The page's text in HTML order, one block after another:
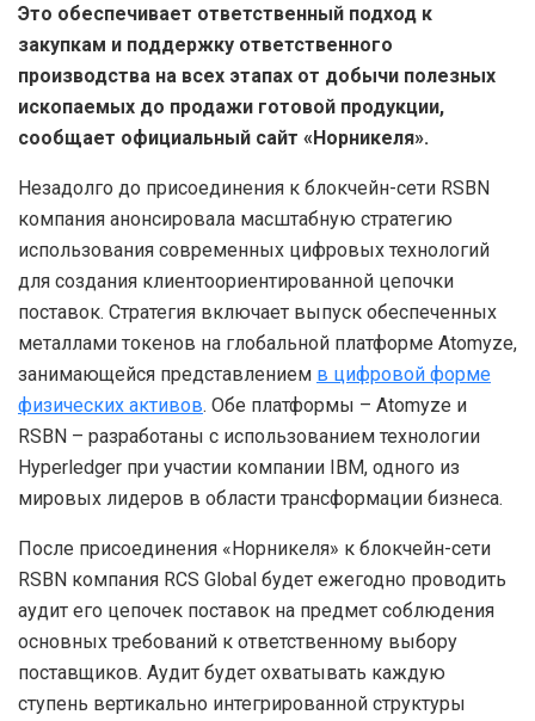
Это обеспечивает ответственный подход к
закупкам и поддержку ответственного
производства на всех этапах от добычи полезных
ископаемых до продажи готовой продукции,
сообщает официальный сайт «Норникеля».
Незадолго до присоединения к блокчейн-сети RSBN
компания анонсировала масштабную стратегию
использования современных цифровых технологий
для создания клиентоориентированной цепочки
поставок. Стратегия включает выпуск обеспеченных
металлами токенов на глобальной платформе Atomyze,
занимающейся представлением в цифровой форме
физических активов. Обе платформы – Atomyze и
RSBN – разработаны с использованием технологии
Hyperledger при участии компании IBM, одного из
мировых лидеров в области трансформации бизнеса.
После присоединения «Норникеля» к блокчейн-сети
RSBN компания RCS Global будет ежегодно проводить
аудит его цепочек поставок на предмет соблюдения
основных требований к ответственному выбору
поставщиков. Аудит будет охватывать каждую
ступень вертикально интегрированной структуры